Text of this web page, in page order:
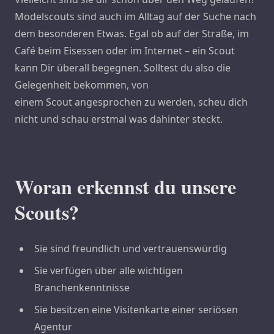
Modelscouts sind auch im Alltag auf der Suche nach
dem besonderen Etwas. Egal ob auf der Straße, im
Café beim Eisessen oder im Internet – ein Scout
kann Dir überall begegnen. Solltest du also die
Gelegenheit bekommen, von
einem Scout angesprochen zu werden, scheu dich
nicht und schau erstmal was dahinter steckt.
Woran erkennst du unsere
Scouts?
Sie sind freundlich und vertrauenswürdig
Sie verfügen über alle wichtigen
Branchenkenntnisse
Sie besitzen eine Visitenkarte einer seriösen
Agentur